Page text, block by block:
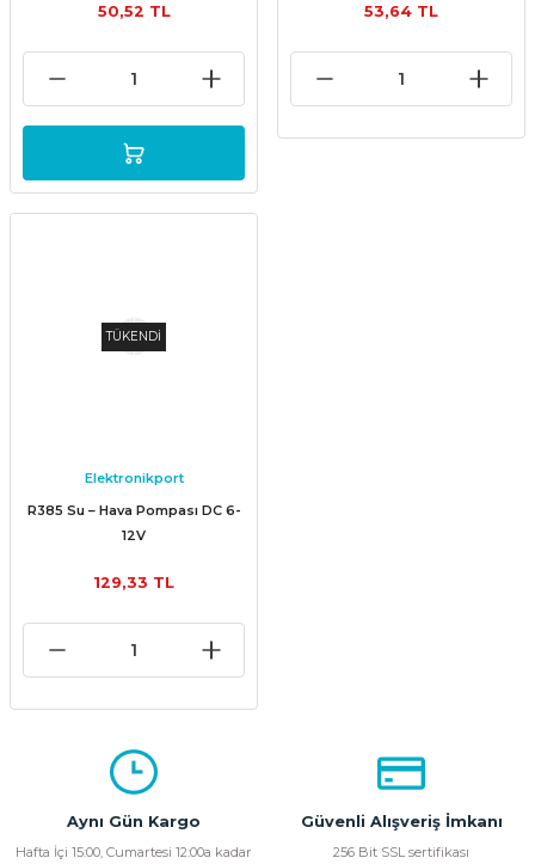
50,52 TL 53,64 TL
TÜKENDİ
Elektronikport
R385 Su – Hava Pompası DC 6-
12V
129,33 TL
Aynı Gün Kargo
Hafta İçi 15:00, Cumartesi 12:00a kadar
Güvenli Alışveriş İmkanı
256 Bit SSL sertifikası